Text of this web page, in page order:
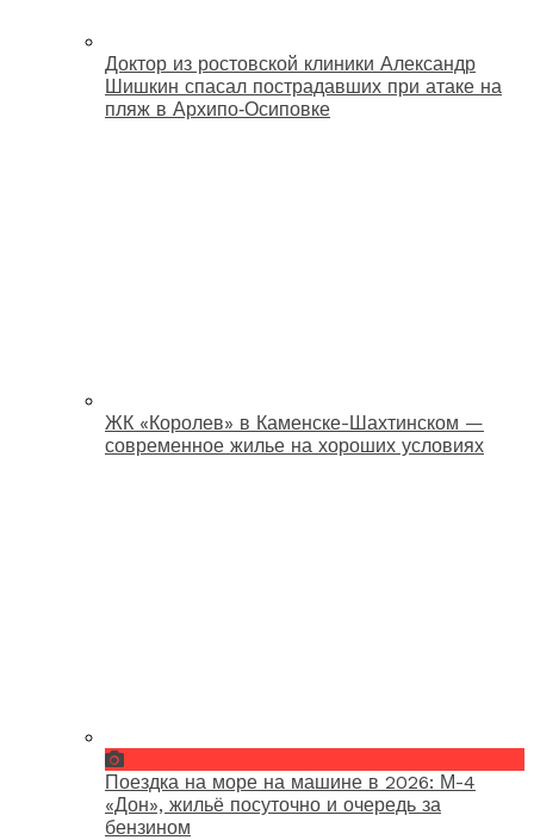
Доктор из ростовской клиники Александр
Шишкин спасал пострадавших при атаке на
пляж в Архипо‑Осиповке
ЖК «Королев» в Каменске-Шахтинском —
современное жилье на хороших условиях
Поездка на море на машине в 2026: М-4
«Дон», жильё посуточно и очередь за
бензином